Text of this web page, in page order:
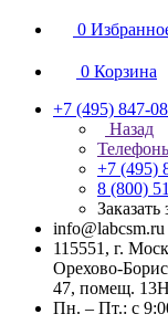
0
0 Корзина
+7 (495) 847-
Назад
+7 (495)
8 (800)
Заказать
info@labcsm.ru
115551, г.
Орехово-
47, помещ. 13Н
Пн. – Пт.: с